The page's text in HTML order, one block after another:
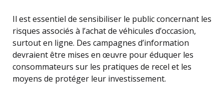
Il est essentiel de sensibiliser le public concernant les
risques associés à l’achat de véhicules d’occasion,
surtout en ligne. Des campagnes d’information
devraient être mises en œuvre pour éduquer les
consommateurs sur les pratiques de recel et les
moyens de protéger leur investissement.